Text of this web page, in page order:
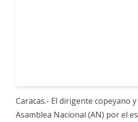
Caracas.- El dirigente copeyano
Asamblea Nacional (AN) por el